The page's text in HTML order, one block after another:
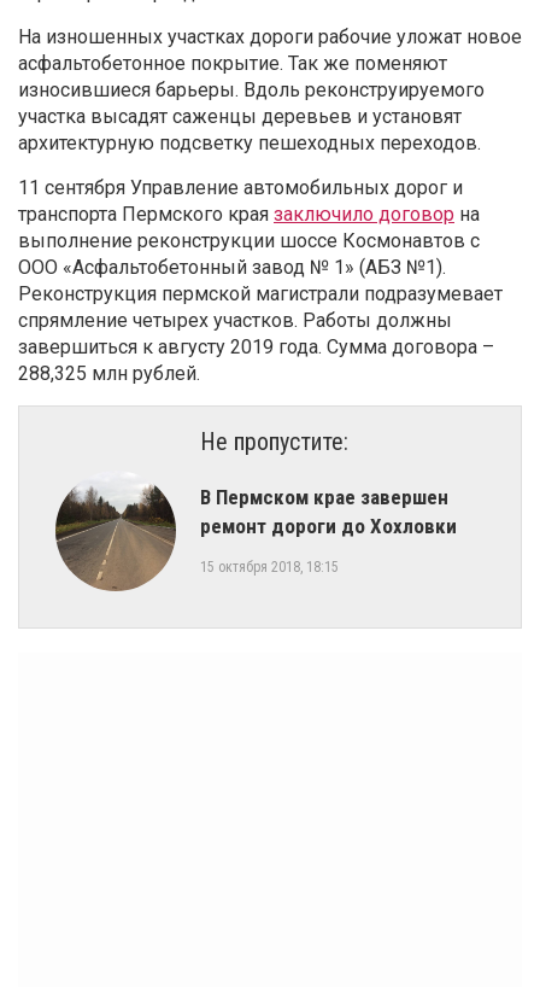
На изношенных участках дороги рабочие уложат новое
асфальтобетонное покрытие. Так же поменяют
износившиеся барьеры. Вдоль реконструируемого
участка высадят саженцы деревьев и установят
архитектурную подсветку пешеходных переходов.
11 сентября Управление автомобильных дорог и
транспорта Пермского края заключило договор на
выполнение реконструкции шоссе Космонавтов с
ООО «Асфальтобетонный завод № 1» (АБЗ №1).
Реконструкция пермской магистрали подразумевает
спрямление четырех участков. Работы должны
завершиться к августу 2019 года. Сумма договора –
288,325 млн рублей.
Не пропустите:
В Пермском крае завершен
ремонт дороги до Хохловки
15 октября 2018, 18:15